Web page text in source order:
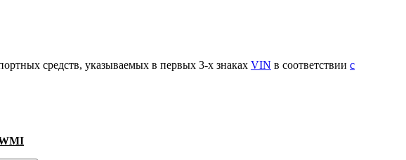
средств, указываемых в первых 3-х знаках VIN в соответствии с